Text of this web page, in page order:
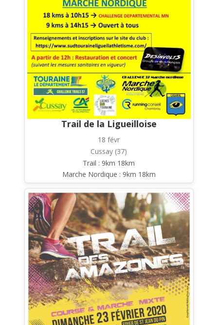
Trail de la Ligueilloise
18 févr
Cussay (37)
Trail : 9km 18km
Marche Nordique : 9km 18km